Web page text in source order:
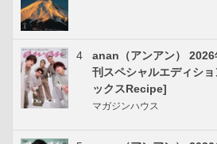
4
anan（アンアン）
刊スペシャルエディシ
ックスRecipe]
マガジンハウス